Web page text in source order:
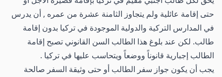
حتى إقامة عائلية ولم يتجاوز الثامنة عشرة من عمره , أن يدرس
في المدارس التركية والدولية الموجودة في تركيا بدون إقامة
طالب. لكن عند بلوغ هذا الطالب السن القانوني تصبح إقامة
الطالب إجبارية قانوناً ووضعاً ويتحاسب عليها في تركيا .
يجب أن يكون جواز سفر الطالب أو حتى وثيقة السفر صالحة